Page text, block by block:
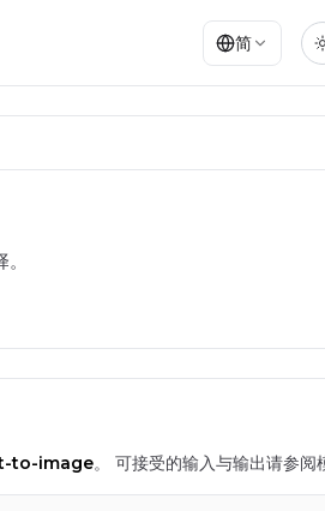
简
to-image。 可接受的输入与输出请参阅